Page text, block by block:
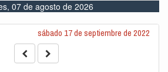
07 de agosto de 2026
sábado 17 de septiembre de 2022